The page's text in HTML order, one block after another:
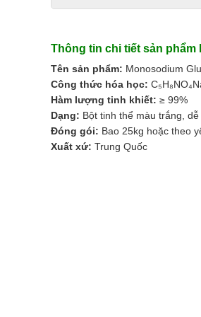
Thông tin chi tiết sản phẩm
Tên sản phẩm: Monosodium
Công thức hóa học:
Hàm lượng tinh khiết: ≥ 99%
Dạng: Bột tinh thể màu trắng,
Đóng gói: Bao 25kg hoặc theo
Xuất xứ: Trung Quốc